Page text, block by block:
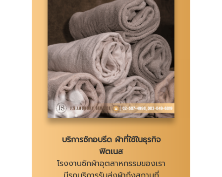
บริการซักอบรีด ผ้าที่ใช้ในธุรกิจ
ฟิตเนส
โรงงานซักผ้าอุตสาหกรรมของเรา